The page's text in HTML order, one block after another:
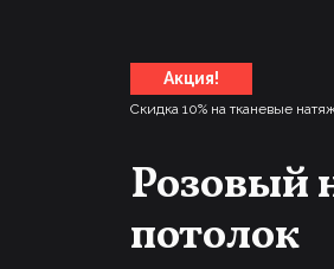
Акция!
Скидка 10% на тканевые
Розовый
потолок